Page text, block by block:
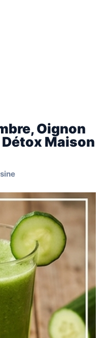
Oignon
Maison